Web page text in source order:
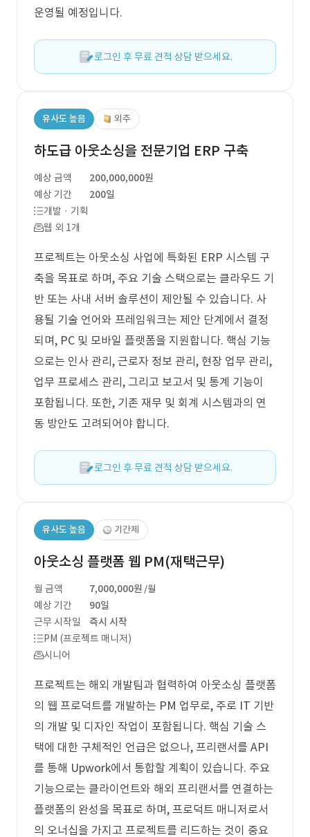
운영될 예정입니다.
로그인 후 무료 견적 상담 받으세요.
유사도 높음 외주
하도급 아웃소싱을 전문기업 ERP 구축
예상 금액
200,000,000원
예상 기간
200일
개발 · 기획
웹 외 1개
프로젝트는 아웃소싱 사업에 특화된 ERP 시스템 구
축을 목표로 하며, 주요 기술 스택으로는 클라우드 기
반 또는 사내 서버 솔루션이 제안될 수 있습니다. 사
용될 기술 언어와 프레임워크는 제안 단계에서 결정
되며, PC 및 모바일 플랫폼을 지원합니다. 핵심 기능
으로는 인사 관리, 근로자 정보 관리, 현장 업무 관리,
업무 프로세스 관리, 그리고 보고서 및 통계 기능이
포함됩니다. 또한, 기존 재무 및 회계 시스템과의 연
동 방안도 고려되어야 합니다.
로그인 후 무료 견적 상담 받으세요.
유사도 높음 기간제
아웃소싱 플랫폼 웹 PM(재택근무)
월 금액 7,000,000원 /월
예상 기간
90일
근무 시작일
즉시 시작
PM (프로젝트 매니저)
시니어
프로젝트는 해외 개발팀과 협력하여 아웃소싱 플랫폼
의 웹 프로덕트를 개발하는 PM 업무로, 주로 IT 기반
의 개발 및 디자인 작업이 포함됩니다. 핵심 기술 스
택에 대한 구체적인 언급은 없으나, 프리랜서를 API
를 통해 Upwork에서 통합할 계획이 있습니다. 주요
기능으로는 클라이언트와 해외 프리랜서를 연결하는
플랫폼의 완성을 목표로 하며, 프로덕트 매니저로서
의 오너십을 가지고 프로젝트를 리드하는 것이 중요